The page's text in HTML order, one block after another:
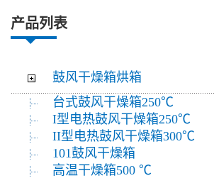
产品列表
鼓风干燥箱烘箱
台式鼓风干燥箱250℃
I型电热鼓风干燥箱250℃
II型电热鼓风干燥箱300℃
101鼓风干燥箱
高温干燥箱500 ℃